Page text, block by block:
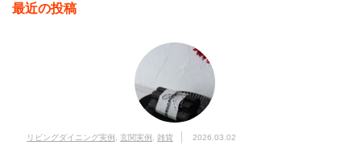
最近の投稿
リビングダイニング実例 玄関実例 雑貨 2026.03.02